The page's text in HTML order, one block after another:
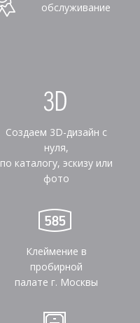
обслуживание
Создаем 3D-дизайн с
нуля,
по каталогу, эскизу или
фото
Клеймение в
пробирной
палате г. Москвы